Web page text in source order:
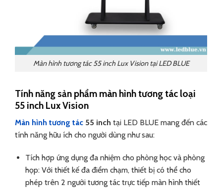
Màn hình tương tác 55 inch Lux Vision tại LED BLUE
Tính năng sản phẩm màn hình tương tác loại
55 inch Lux Vision
Màn hình tương tác 55 inch tại LED BLUE mang đến các
tính năng hữu ích cho người dùng như sau:
Tích hợp ứng dụng đa nhiệm cho phòng học và phòng
họp: Với thiết kế đa điểm chạm, thiết bị có thể cho
phép trên 2 người tương tác trực tiếp màn hình thiết